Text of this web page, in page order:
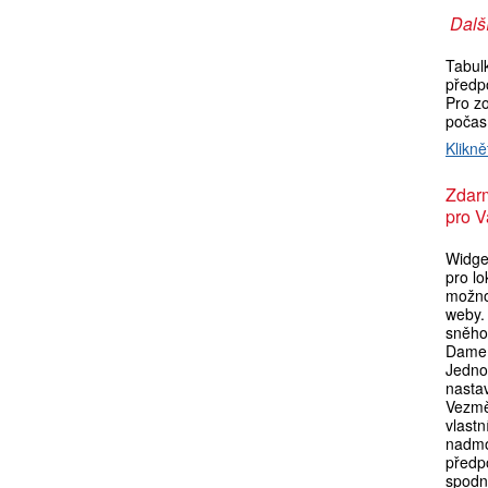
Pro
pro
pro